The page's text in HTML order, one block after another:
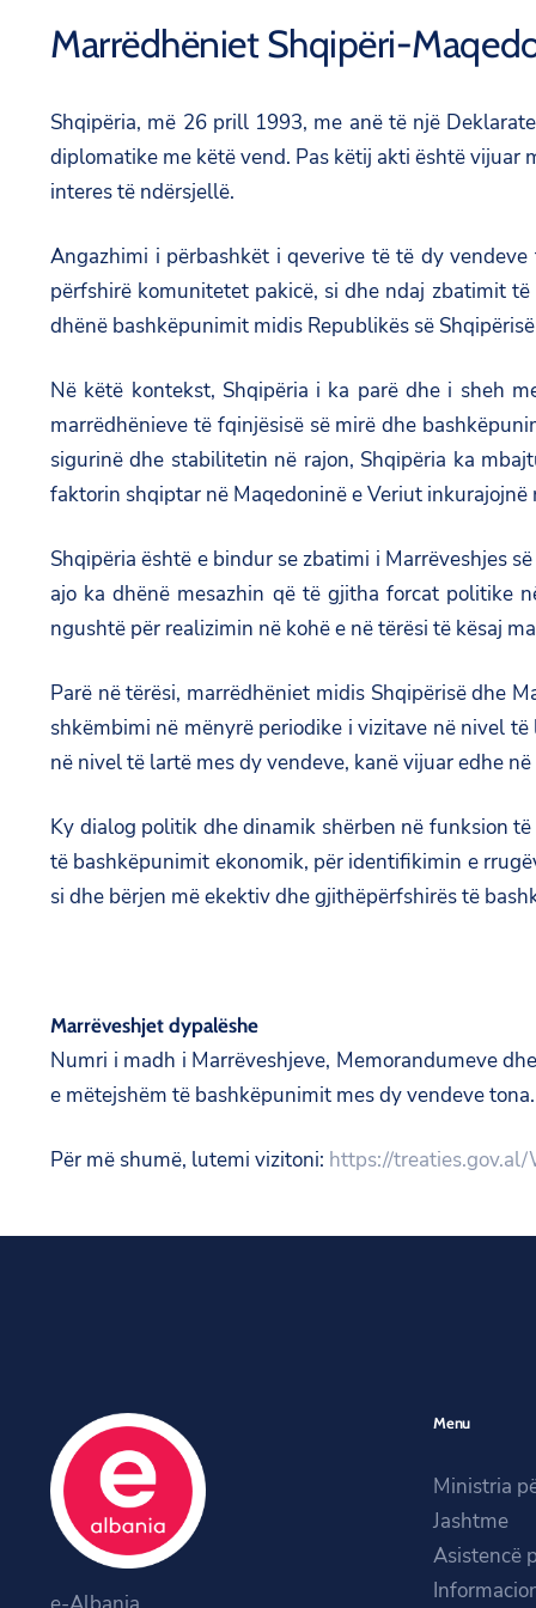
Marrëdhëniet Shqipëri-
Shqipëria, më 26 prill 1993, me anë të një
diplomatike me këtë vend. Pas këtij akti është
interes të ndërsjellë.
Angazhimi i përbashkët i qeverive të të dy
përfshirë komunitetet pakicë, si dhe ndaj zbatimit
dhënë bashkëpunimit midis Republikës së
Në këtë kontekst, Shqipëria i ka parë dhe i sheh
marrëdhënieve të fqinjësisë së mirë dhe
sigurinë dhe stabilitetin në rajon, Shqipëria ka
faktorin shqiptar në Maqedoninë e Veriut
Shqipëria është e bindur se zbatimi i Marrëveshjes
ajo ka dhënë mesazhin që të gjitha forcat politike
ngushtë për realizimin në kohë e në tërësi të kësaj
Parë në tërësi, marrëdhëniet midis Shqipërisë dhe
shkëmbimi në mënyrë periodike i vizitave në nivel
në nivel të lartë mes dy vendeve, kanë vijuar edhe
Ky dialog politik dhe dinamik shërben në funksion
të bashkëpunimit ekonomik, për identifikimin e
si dhe bërjen më ekektiv dhe gjithëpërfshirës të
Marrëveshjet dypalëshe
Numri i madh i Marrëveshjeve, Memorandumeve
e mëtejshëm të bashkëpunimit mes dy vendeve
Për më shumë, lutemi vizitoni: https://
Menu
Ministria
Jashtme
Asistencë